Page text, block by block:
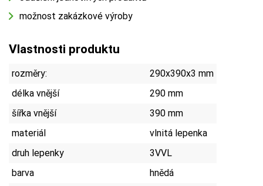
možnost zakázkové výroby
Vlastnosti produktu
rozměry:
290x390x3 mm
délka vnější
290 mm
šířka vnější
390 mm
materiál
vlnitá lepenka
druh lepenky
3VVL
barva
hnědá